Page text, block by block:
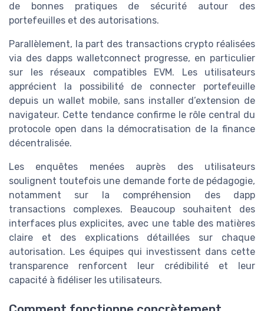
de bonnes pratiques de sécurité autour des
portefeuilles et des autorisations.
Parallèlement, la part des transactions crypto réalisées
via des dapps walletconnect progresse, en particulier
sur les réseaux compatibles EVM. Les utilisateurs
apprécient la possibilité de connecter portefeuille
depuis un wallet mobile, sans installer d’extension de
navigateur. Cette tendance confirme le rôle central du
protocole open dans la démocratisation de la finance
décentralisée.
Les enquêtes menées auprès des utilisateurs
soulignent toutefois une demande forte de pédagogie,
notamment sur la compréhension des dapp
transactions complexes. Beaucoup souhaitent des
interfaces plus explicites, avec une table des matières
claire et des explications détaillées sur chaque
autorisation. Les équipes qui investissent dans cette
transparence renforcent leur crédibilité et leur
capacité à fidéliser les utilisateurs.